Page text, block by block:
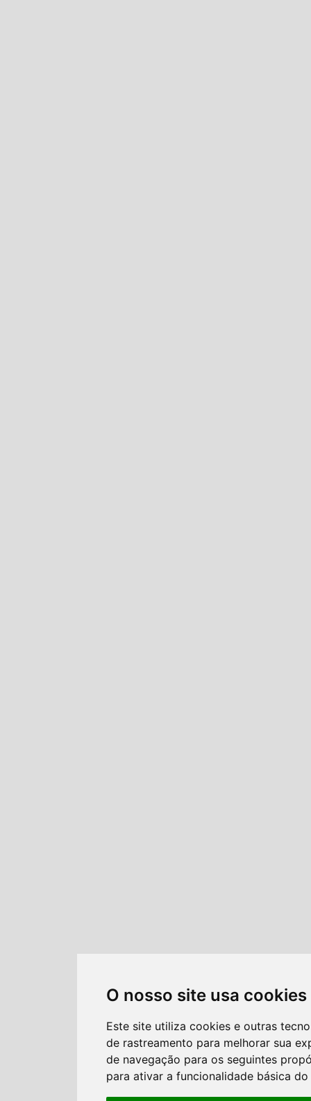
O nosso site usa cookies
Este site utiliza cookies e outras
de rastreamento para melhorar sua
de navegação para os seguintes
para ativar a funcionalidade básica